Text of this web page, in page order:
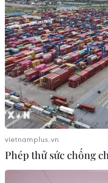
vietnamplus.vn
Phép thử sức chống